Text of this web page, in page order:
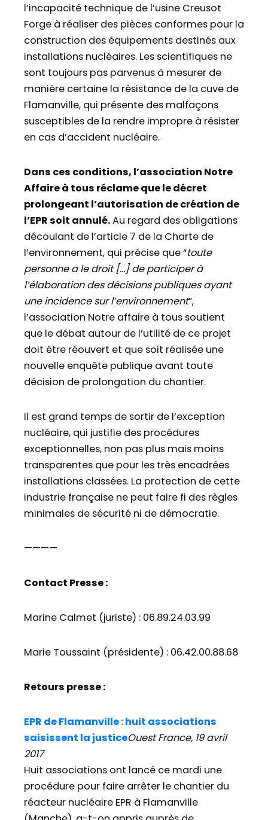
l’incapacité technique de l’usine Creusot
Forge à réaliser des pièces conformes pour la
construction des équipements destinés aux
installations nucléaires. Les scientifiques ne
sont toujours pas parvenus à mesurer de
manière certaine la résistance de la cuve de
Flamanville, qui présente des malfaçons
susceptibles de la rendre impropre à résister
en cas d’accident nucléaire.
Dans ces conditions, l’association Notre
Affaire à tous réclame que le décret
prolongeant l’autorisation de création de
l’EPR soit annulé.Au regard des obligations
découlant de l’article 7 de la Charte de
l’environnement, qui précise que “toute
personne a le droit […] de participer à
l’élaboration des décisions publiques ayant
une incidence sur l’environnement”,
l’association Notre affaire à tous soutient
que le débat autour de l’utilité de ce projet
doit être réouvert et que soit réalisée une
nouvelle enquête publique avant toute
décision de prolongation du chantier.
Il est grand temps de sortir de l’exception
nucléaire, qui justifie des procédures
exceptionnelles, non pas plus mais moins
transparentes que pour les très encadrées
installations classées. La protection de cette
industrie française ne peut faire fi des règles
minimales de sécurité ni de démocratie.
————
Contact Presse :
Marine Calmet (juriste) : 06.89.24.03.99
Marie Toussaint (présidente) : 06.42.00.88.68
Retours presse :
EPR de Flamanville : huit associations
saisissent la justiceOuest France, 19 avril
2017
Huit associations ont lancé ce mardi une
procédure pour faire arrêter le chantier du
réacteur nucléaire EPR à Flamanville